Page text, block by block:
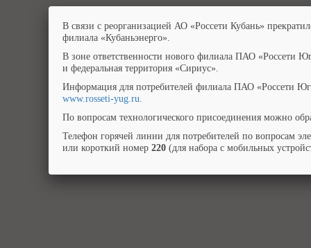
В связи с реорганизацией АО «Россети Кубань»
филиала «Кубаньэнерго».
В зоне ответственности нового филиала ПАО «Россети
и федеральная территория «Сириус».
Информация для потребителей филиала ПАО «Россети
www.rosseti-yug.ru.
По вопросам технологического присоединения можно
Телефон горячей линии для потребителей по вопросам
или короткий номер 220 (для набора с мобильных